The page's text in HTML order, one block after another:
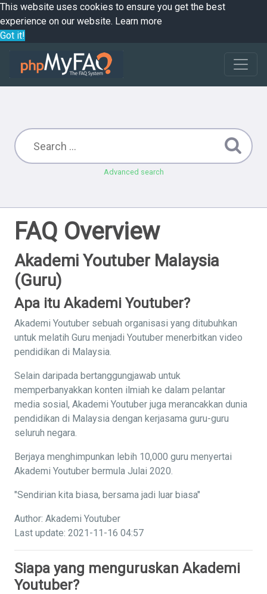
This website uses cookies to ensure you get the best
experience on our website. Learn more
Got it!
Advanced search
FAQ Overview
Akademi Youtuber Malaysia
(Guru)
Apa itu Akademi Youtuber?
Akademi Youtuber sebuah organisasi yang ditubuhkan
untuk melatih Guru menjadi Youtuber menerbitkan video
pendidikan di Malaysia.
Selain daripada bertanggungjawab untuk
memperbanyakkan konten ilmiah ke dalam pelantar
media sosial, Akademi Youtuber juga merancakkan dunia
pendidikan di Malaysia dengan kerjasama guru-guru
seluruh negara.
Berjaya menghimpunkan lebih 10,000 guru menyertai
Akademi Youtuber bermula Julai 2020.
"Sendirian kita biasa, bersama jadi luar biasa"
Author: Akademi Youtuber
Last update: 2021-11-16 04:57
Siapa yang menguruskan Akademi
Youtuber?